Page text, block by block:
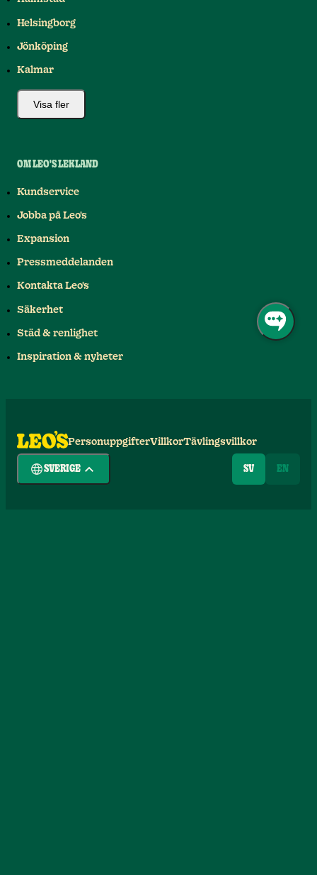
Helsingborg
Jönköping
Kalmar
Visa fler
OM LEO'S LEKLAND
Kundservice
Jobba på Leo's
Expansion
Pressmeddelanden
Kontakta Leo's
Säkerhet
Städ & renlighet
Inspiration & nyheter
PersonuppgifterVillkorTävlingsvillkor
SVERIGE SV EN